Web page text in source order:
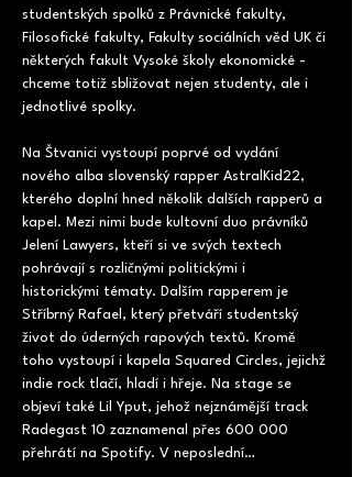
studentských spolků z Právnické fakulty,
Filosofické fakulty, Fakulty sociálních věd UK či
některých fakult Vysoké školy ekonomické -
chceme totiž sbližovat nejen studenty, ale i
jednotlivé spolky.
Na Štvanici vystoupí poprvé od vydání
nového alba slovenský rapper AstralKid22,
kterého doplní hned několik dalších rapperů a
kapel. Mezi nimi bude kultovní duo právníků
Jelení Lawyers, kteří si ve svých textech
pohrávají s rozličnými politickými i
historickými tématy. Dalším rapperem je
Stříbrný Rafael, který přetváří studentský
život do úderných rapových textů. Kromě
toho vystoupí i kapela Squared Circles, jejichž
indie rock tlačí, hladí i hřeje. Na stage se
objeví také Lil Yput, jehož nejznámější track
Radegast 10 zaznamenal přes 600 000
přehrátí na Spotify. V neposlední…